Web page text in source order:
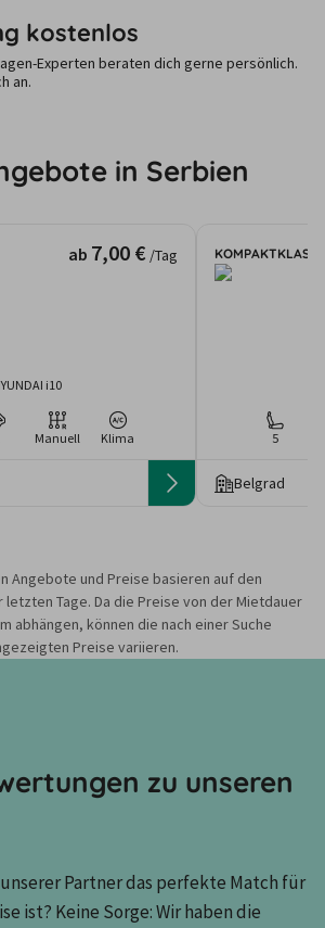
kostenlos
Experten beraten dich gerne persönlich.
an.
in Serbien
ab 7,00 € /Tag
i10
Manuell Klima
KOMPAKTKLASSE
5
Belgrad
Angebote und Preise basieren auf den
Tage. Da die Preise von der Mietdauer
abhängen, können die nach einer Suche
Preise variieren.
zu unseren
Partner das perfekte Match für
ist? Keine Sorge: Wir haben die